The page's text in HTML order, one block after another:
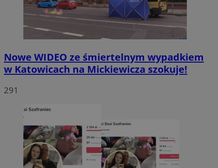
Nowe WIDEO ze śmiertelnym wypadkiem
w Katowicach na Mickiewicza szokuje!
291